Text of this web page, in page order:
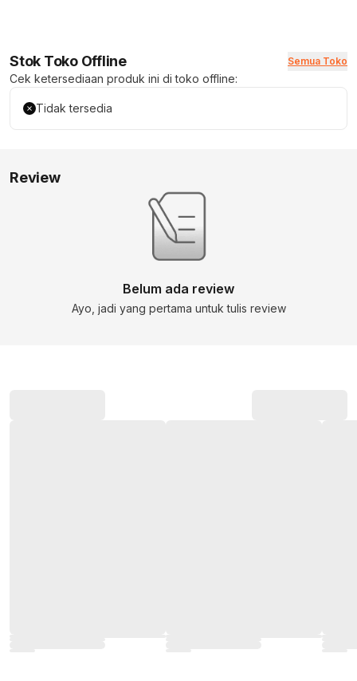
Stok Toko Offline Semua Toko
Cek ketersediaan produk ini di toko offline:
Tidak tersedia
Review
Belum ada review
Ayo, jadi yang pertama untuk tulis review